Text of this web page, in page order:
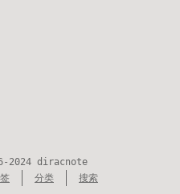
2024 diracnote
分类 搜索